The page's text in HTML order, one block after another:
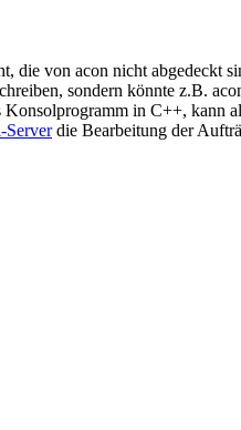
die von acon nicht abgedeckt
sondern könnte z.B.
Konsolprogramm in C++,
Server die Bearbeitung der